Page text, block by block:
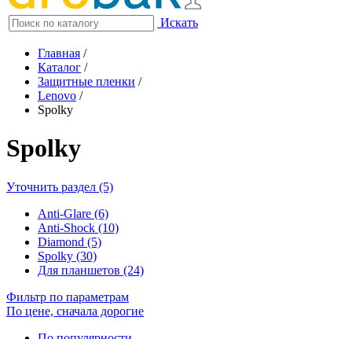
Искать
Главная /
Каталог /
Защитные пленки /
Lenovo /
Spolky
Spolky
Уточнить раздел (5)
Anti-Glare (6)
Anti-Shock (10)
Diamond (5)
Spolky (30)
Для планшетов (24)
Фильтр по параметрам
По цене, сначала дорогие